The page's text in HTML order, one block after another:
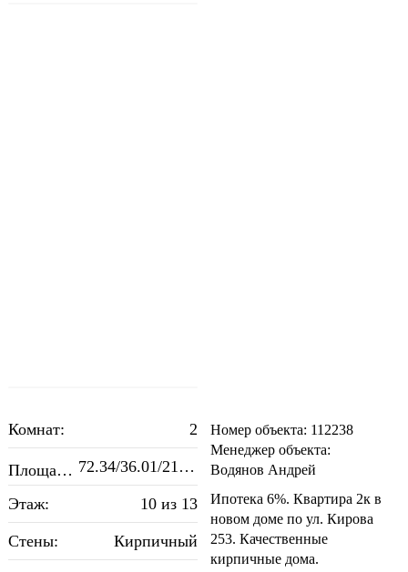
Комнат: 2
Площадь, м 2 : 72.34/36.01/21.17
Этаж: 10 из 13
Стены: Кирпичный
Номер объекта: 112238
Менеджер объекта:
Водянов Андрей
Ипотека 6%. Квартира 2к в
новом доме по ул. Кирова
253. Качественные
кирпичные дома.